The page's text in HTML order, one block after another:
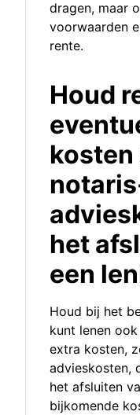
dragen, maar
voorwaarden
rente.
Houd
kosten
het
een
Houd bij het
kunt lenen
extra kosten,
advieskosten,
het afsluiten
bijkomende